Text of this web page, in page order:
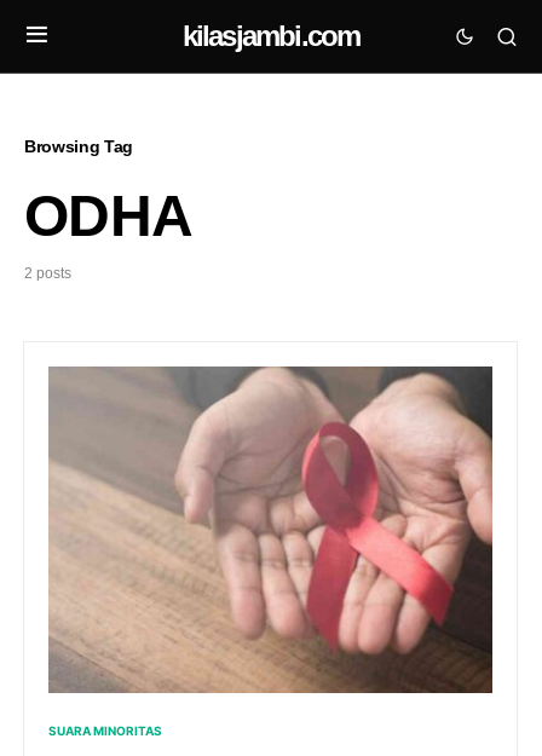
kilasjambi.com
Browsing Tag
ODHA
2 posts
SUARA MINORITAS